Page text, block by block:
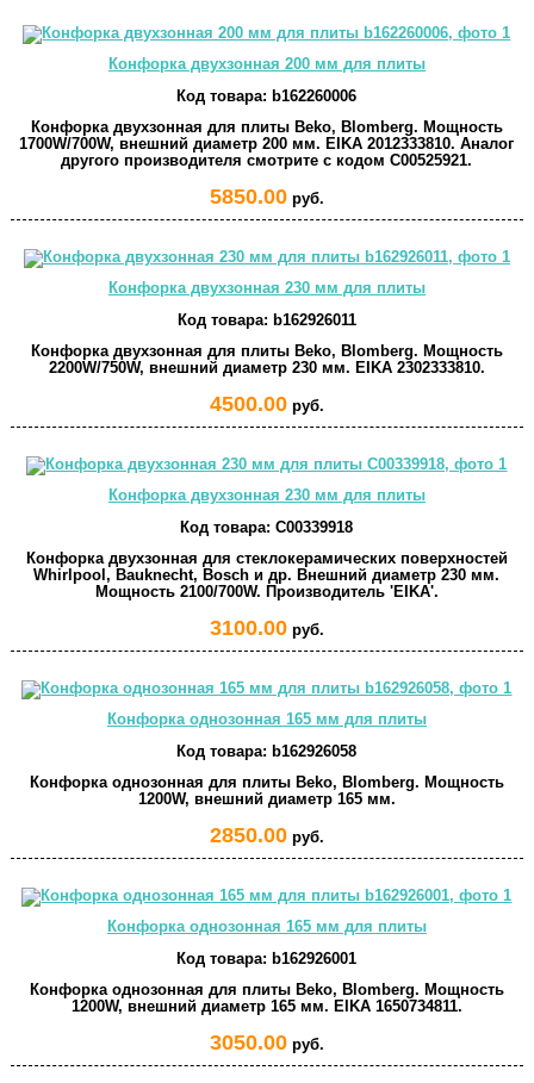
Конфорка двухзонная 200 мм для плиты
Код товара: b162260006
Конфорка двухзонная для плиты Beko, Blomberg. Мощность
1700W/700W, внешний диаметр 200 мм. EIKA 2012333810. Аналог
другого производителя смотрите с кодом C00525921.
5850.00руб.
Конфорка двухзонная 230 мм для плиты
Код товара: b162926011
Конфорка двухзонная для плиты Beko, Blomberg. Мощность
2200W/750W, внешний диаметр 230 мм. EIKA 2302333810.
4500.00руб.
Конфорка двухзонная 230 мм для плиты
Код товара: C00339918
Конфорка двухзонная для стеклокерамических поверхностей
Whirlpool, Bauknecht, Bosch и др. Внешний диаметр 230 мм.
Мощность 2100/700W. Производитель 'EIKA'.
3100.00руб.
Конфорка однозонная 165 мм для плиты
Код товара: b162926058
Конфорка однозонная для плиты Beko, Blomberg. Мощность
1200W, внешний диаметр 165 мм.
2850.00руб.
Конфорка однозонная 165 мм для плиты
Код товара: b162926001
Конфорка однозонная для плиты Beko, Blomberg. Мощность
1200W, внешний диаметр 165 мм. EIKA 1650734811.
3050.00руб.